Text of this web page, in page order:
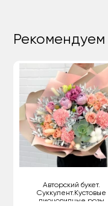
Рекомендуем
Авторский букет.
Суккулент.Кустовые
пионовидные розы